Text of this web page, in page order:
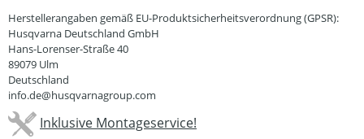
Herstellerangaben gemäß EU-Produktsicherheitsverordnung (GPSR):
Husqvarna Deutschland GmbH
Hans-Lorenser-Straße 40
89079 Ulm
Deutschland
info.de@husqvarnagroup.com
Inklusive Montageservice!